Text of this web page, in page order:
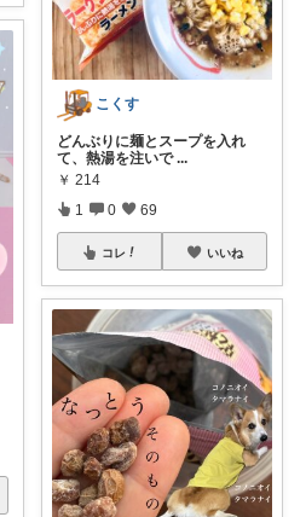
こくす
どんぶりに麺とスープを入れ
て、熱湯を注いで ...
￥ 214
1 0 69
コレ いいね